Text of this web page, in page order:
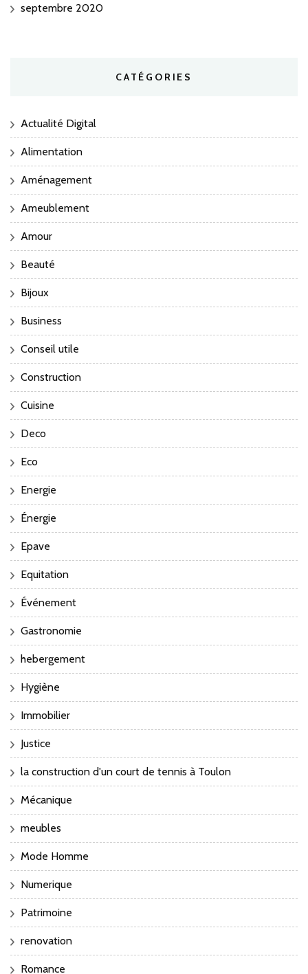
septembre 2020
CATÉGORIES
Actualité Digital
Alimentation
Aménagement
Ameublement
Amour
Beauté
Bijoux
Business
Conseil utile
Construction
Cuisine
Deco
Eco
Energie
Énergie
Epave
Equitation
Événement
Gastronomie
hebergement
Hygiène
Immobilier
Justice
la construction d'un court de tennis à Toulon
Mécanique
meubles
Mode Homme
Numerique
Patrimoine
renovation
Romance